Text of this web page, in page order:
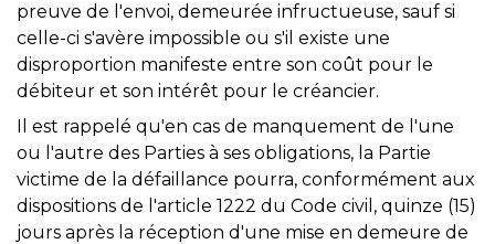
preuve de l'envoi, demeurée infructueuse, sauf si
celle-ci s'avère impossible ou s'il existe une
disproportion manifeste entre son coût pour le
débiteur et son intérêt pour le créancier.
Il est rappelé qu'en cas de manquement de l'une
ou l'autre des Parties à ses obligations, la Partie
victime de la défaillance pourra, conformément aux
dispositions de l'article 1222 du Code civil, quinze (15)
jours après la réception d'une mise en demeure de